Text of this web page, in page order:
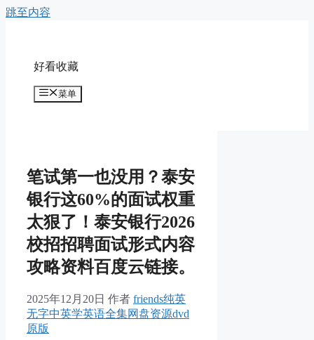
跳至内容
好看收藏
菜单
笔试第一也没用？泰安
银行这60%的面试权重
太狠了！泰安银行2026
校招招聘面试形式内容
攻略资料百度云链接。
2025年12月20日 作者 friends纯英
无字中英学英语全集网盘资源dvd
原版